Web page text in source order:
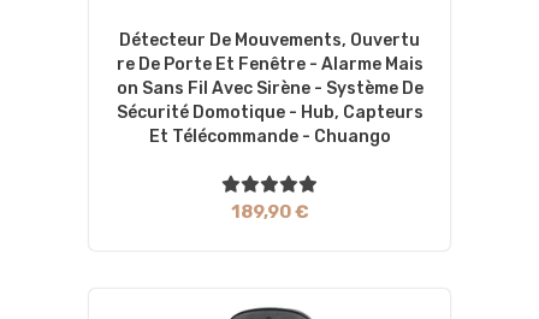
Détecteur De Mouvements, Ouvertu
Re De Porte Et Fenêtre - Alarme Mais
On Sans Fil Avec Sirène - Système De
Sécurité Domotique - Hub, Capteurs
Et Télécommande - Chuango
189,90 €